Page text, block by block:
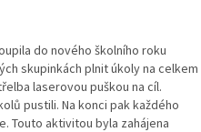
do nového školního roku
skupinkách plnit úkoly na celkem
laserovou puškou na cíl.
pustili. Na konci pak každého
Touto aktivitou byla zahájena